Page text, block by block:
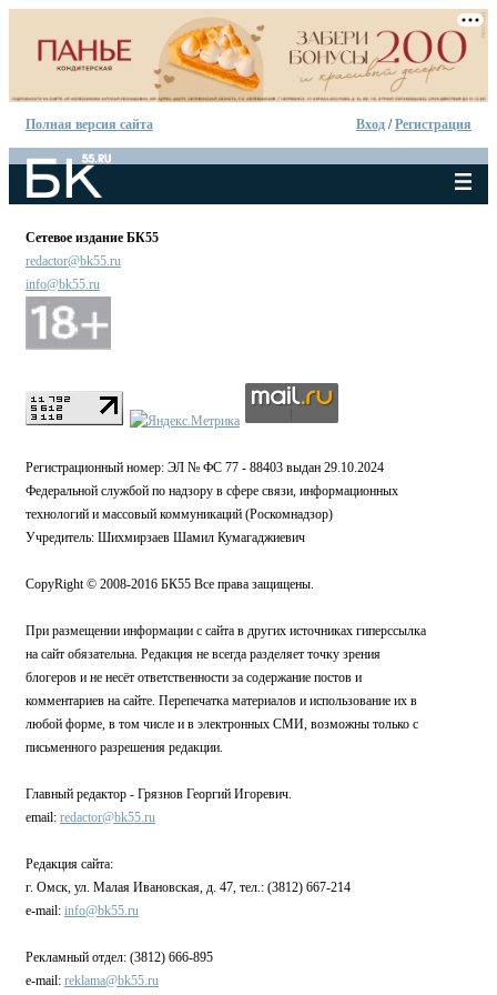
Полная версия сайта Вход /Регистрация
Сетевое издание БК55
redactor@bk55.ru
info@bk55.ru
Регистрационный номер: ЭЛ № ФС 77 - 88403 выдан 29.10.2024
Федеральной службой по надзору в сфере связи, информационных
технологий и массовый коммуникаций (Роскомнадзор)
Учредитель: Шихмирзаев Шамил Кумагаджиевич
CopyRight © 2008-2016 БК55 Все права защищены.
При размещении информации с сайта в других источниках гиперссылка
на сайт обязательна. Редакция не всегда разделяет точку зрения
блогеров и не несёт ответственности за содержание постов и
комментариев на сайте. Перепечатка материалов и использование их в
любой форме, в том числе и в электронных СМИ, возможны только с
письменного разрешения редакции.
Главный редактор - Грязнов Георгий Игоревич.
email: redactor@bk55.ru
Редакция сайта:
г. Омск, ул. Малая Ивановская, д. 47, тел.: (3812) 667-214
e-mail: info@bk55.ru
Рекламный отдел: (3812) 666-895
e-mail: reklama@bk55.ru